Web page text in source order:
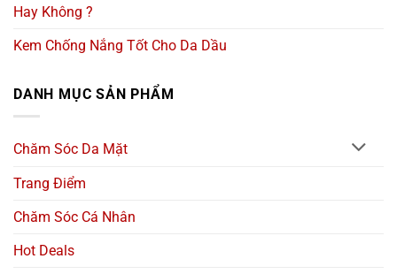
Hay Không ?
Kem Chống Nắng Tốt Cho Da Dầu
DANH MỤC SẢN PHẨM
Chăm Sóc Da Mặt
Trang Điểm
Chăm Sóc Cá Nhân
Hot Deals